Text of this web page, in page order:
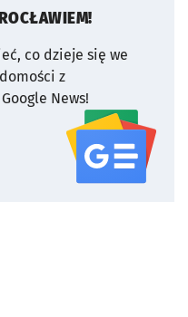
co dzieje się we
z
News!
serwisu